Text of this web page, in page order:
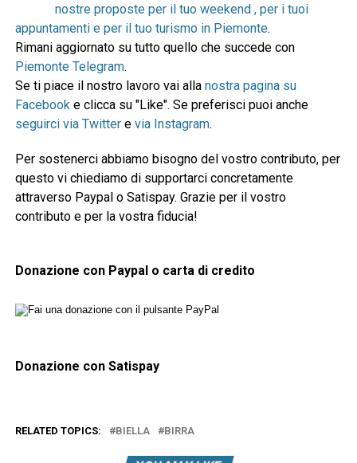
nostre proposte per il tuo weekend , per i tuoi
appuntamenti e per il tuo turismo in Piemonte.
Rimani aggiornato su tutto quello che succede con
Piemonte Telegram.
Se ti piace il nostro lavoro vai alla nostra pagina su
Facebooke clicca su "Like". Se preferisci puoi anche
seguirci via Twittere via Instagram.
Per sostenerci abbiamo bisogno del vostro contributo, per
questo vi chiediamo di supportarci concretamente
attraverso Paypal o Satispay. Grazie per il vostro
contributo e per la vostra fiducia!
Donazione con Paypal o carta di credito
Donazione con Satispay
RELATED TOPICS: BIELLA BIRRA